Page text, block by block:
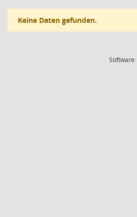
Keine Daten gefunden.
Software: